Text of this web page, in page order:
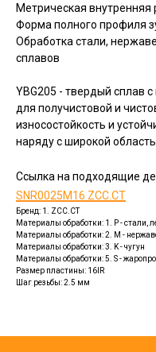
Метрическая внутренняя
Форма полного профиля
Обработка стали,
сплавов
YBG205 - твердый сплав
для получистовой и
износостойкость и
наряду с широкой
Ссылка на подходящие
SNR0025M16 ZCC.CT
Бренд: 1. ZCC.CT
Материалы обработки: 1. P - стали,
Материалы обработки: 2. M -
Материалы обработки: 3. K - чугун
Материалы обработки: 5. S -
Размер пластины: 16IR
Шаг резьбы: 2.5 мм